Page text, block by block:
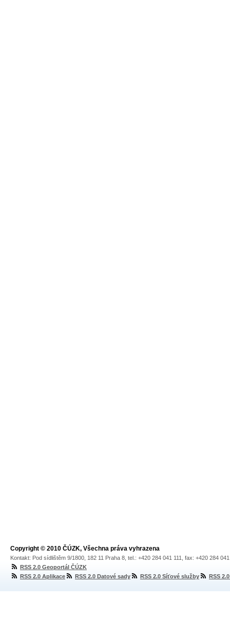
Copyright © 2010 ČÚZK, Všechna práva vyhrazena
Kontakt: Pod sídlištěm 9/1800, 182 11 Praha 8, tel.: +420 284 041 111, fax: +420 284
RSS 2.0 Geoportál ČÚZK
RSS 2.0 Aplikace
RSS 2.0 Datové sady RSS 2.0 Síťové služby RSS